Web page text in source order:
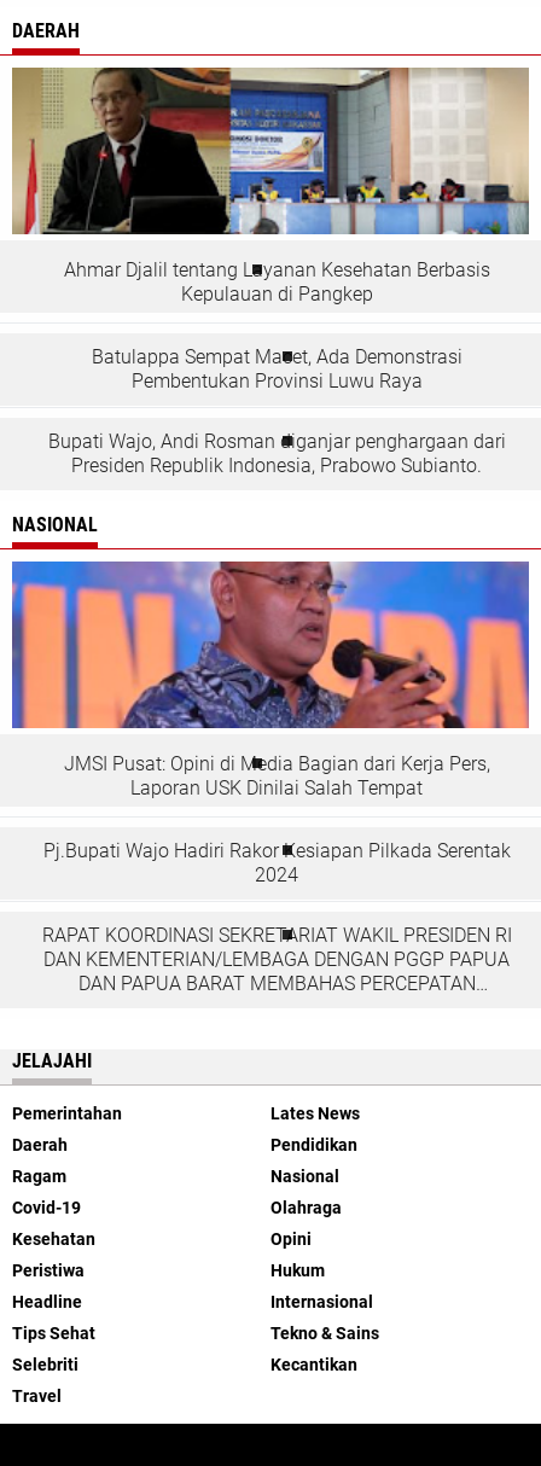
DAERAH
Ahmar Djalil tentang Layanan Kesehatan Berbasis
Kepulauan di Pangkep
Batulappa Sempat Macet, Ada Demonstrasi
Pembentukan Provinsi Luwu Raya
Bupati Wajo, Andi Rosman diganjar penghargaan dari
Presiden Republik Indonesia, Prabowo Subianto.
NASIONAL
JMSI Pusat: Opini di Media Bagian dari Kerja Pers,
Laporan USK Dinilai Salah Tempat
Pj.Bupati Wajo Hadiri Rakor Kesiapan Pilkada Serentak
2024
RAPAT KOORDINASI SEKRETARIAT WAKIL PRESIDEN RI
DAN KEMENTERIAN/LEMBAGA DENGAN PGGP PAPUA
DAN PAPUA BARAT MEMBAHAS PERCEPATAN
JELAJAHI
Pemerintahan
Lates News
Daerah
Pendidikan
Ragam
Nasional
Covid-19
Olahraga
Kesehatan
Opini
Peristiwa
Hukum
Headline
Internasional
Tips Sehat
Tekno & Sains
Selebriti
Kecantikan
Travel